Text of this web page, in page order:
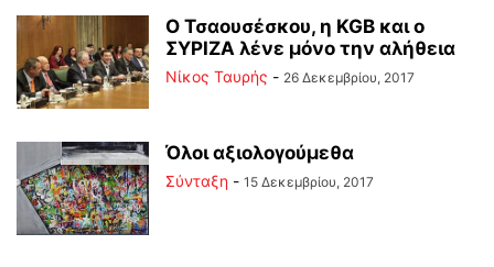
Ο Τσαουσέσκου, η KGB και ο
ΣΥΡΙΖΑ λένε μόνο την αλήθεια
Νίκος Ταυρής - 26 Δεκεμβρίου, 2017
Όλοι αξιολογούμεθα
Σύνταξη - 15 Δεκεμβρίου, 2017